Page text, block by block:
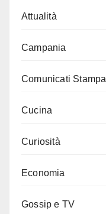
Attualità
Campania
Comunicati Stampa
Cucina
Curiosità
Economia
Gossip e TV